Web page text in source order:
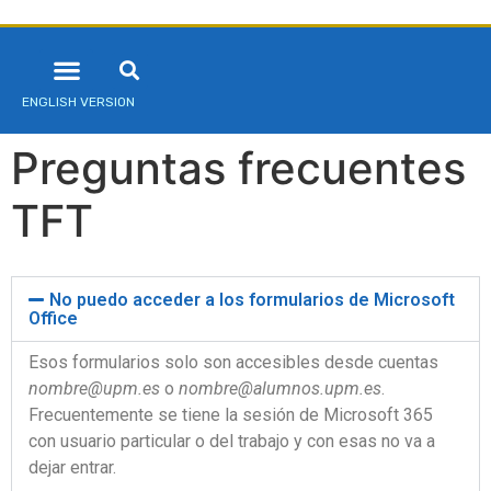
ENGLISH VERSION
Preguntas frecuentes
TFT
No puedo acceder a los formularios de Microsoft
Office
Esos formularios solo son accesibles desde cuentas
nombre@upm.es o nombre@alumnos.upm.es
Frecuentemente se tiene la sesión de Microsoft 365
con usuario particular o del trabajo y con esas no va a
dejar entrar.